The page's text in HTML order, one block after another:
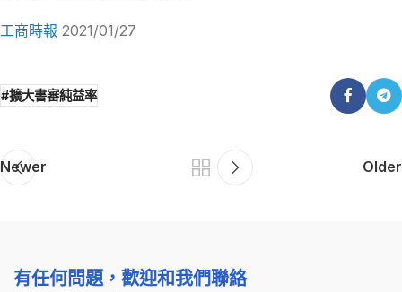
工商時報 2021/01/27
#擴大書審純益率
Newer Older
有任何問題，歡迎和我們聯絡